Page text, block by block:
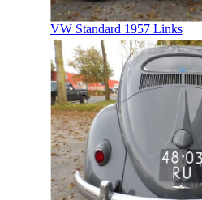
VW Standard 1957 Links